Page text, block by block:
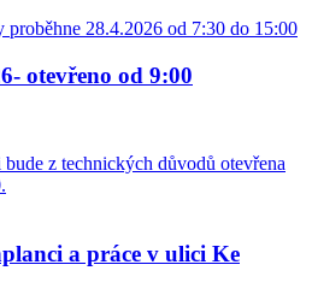
proběhne 28.4.2026 od 7:30 do 15:00
otevřeno od 9:00
z technických důvodů otevřena
a práce v ulici Ke